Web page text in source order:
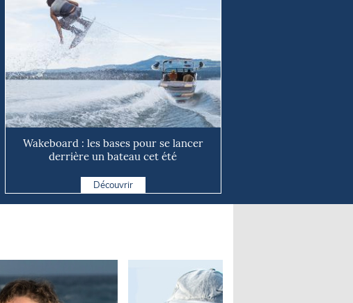
Wakeboard : les bases pour se lancer
derrière un bateau cet été
Découvrir